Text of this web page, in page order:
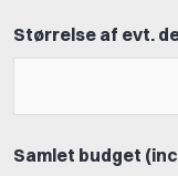
Størrelse af evt.
Samlet budget